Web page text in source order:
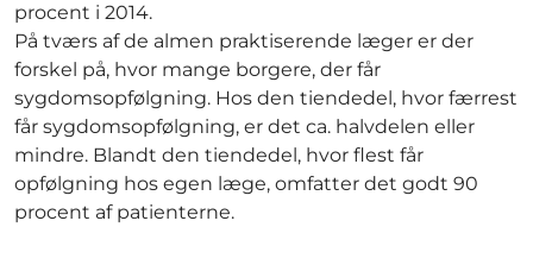
procent i 2014.
På tværs af de almen praktiserende læger er der
forskel på, hvor mange borgere, der får
sygdomsopfølgning. Hos den tiendedel, hvor færrest
får sygdomsopfølgning, er det ca. halvdelen eller
mindre. Blandt den tiendedel, hvor flest får
opfølgning hos egen læge, omfatter det godt 90
procent af patienterne.